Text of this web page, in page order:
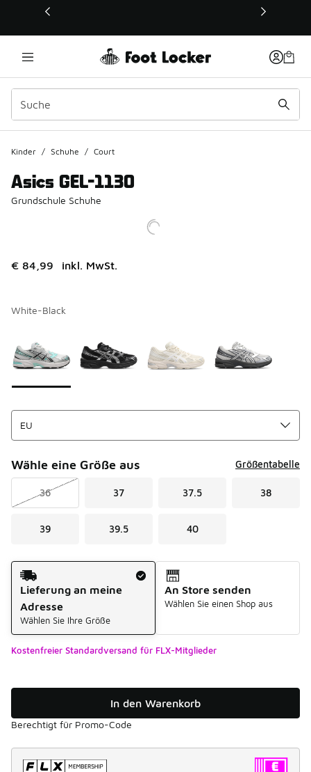
Dieser Link öffnet sich in einem neuen Fenster
Kinder / Schuhe / Court
Asics GEL-1130
Grundschule Schuhe
€ 84,99 inkl. MwSt.
White-Black
Wähle eine Größe aus Größentabelle
36 37 37.5 38
39 39.5 40
Versandart
Lieferung an meine
Adresse
Wählen Sie Ihre Größe
An Store senden
Wählen Sie einen Shop aus
Kostenfreier Standardversand für FLX-Mitglieder
In den Warenkorb
Berechtigt für Promo-Code